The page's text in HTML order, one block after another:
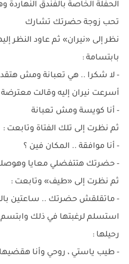
الحفلة الخاصة بالفندق النهاردة
تحب زوجة حضرتك تشارك
نظر إلى «نيران» ثم عاود النظر
بابتسامة :
- لا شكرا .. هي تعبانة ومش
أسرعت نيران إليه وقالت معترضة
- أنا كويسة ومش تعبانة
ثم نظرت إلى تلك الفتاة وتابعت :
- أنا موافقة .. المكان فين ؟
- حضرتك هتتفضلي معايا
ثم نظرت إلى «طيف» وتابعت :
- ماتقلقش حضرتك .. ساعتين
استسلم لرغبتها في ذلك وابتسم
رحيلها :
- طيب ياستي ، روحي وأنا